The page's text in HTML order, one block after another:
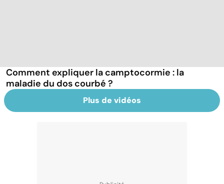
Comment expliquer la camptocormie : la
maladie du dos courbé ?
Plus de vidéos